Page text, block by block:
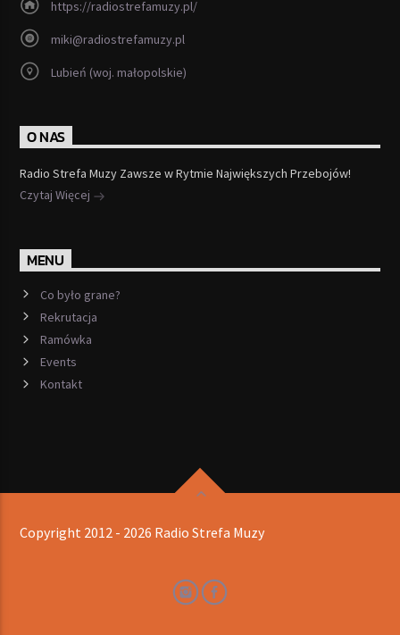
https://radiostrefamuzy.pl/
miki@radiostrefamuzy.pl
Lubień (woj. małopolskie)
O NAS
Radio Strefa Muzy Zawsze w Rytmie Największych Przebojów!
Czytaj Więcej
MENU
Co było grane?
Rekrutacja
Ramówka
Events
Kontakt
Copyright 2012 - 2026 Radio Strefa Muzy